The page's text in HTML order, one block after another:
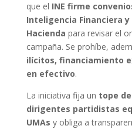
que el INE firme
Inteligencia Financiera
Hacienda para revisar el
campaña. Se prohíbe,
ilícitos, financiamiento
en efectivo.
La iniciativa fija un tope
dirigentes partidistas
UMAs y obliga a